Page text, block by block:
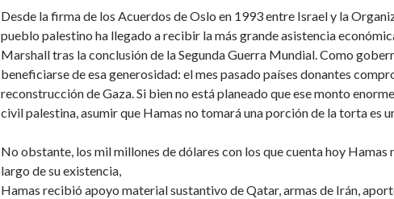
Desde la firma de los Acuerdos de Oslo en 1993 entre Israel y la
pueblo palestino ha llegado a recibir la más grande asistencia
Marshall tras la conclusión de la Segunda Guerra Mundial. Como
beneficiarse de esa generosidad: el mes pasado países donantes
reconstrucción de Gaza. Si bien no está planeado que ese monto
civil palestina, asumir que Hamas no tomará una porción de la torta es
No obstante, los mil millones de dólares con los que cuenta hoy Hamas
largo de su existencia,
Hamas recibió apoyo material sustantivo de Qatar, armas de Irán,